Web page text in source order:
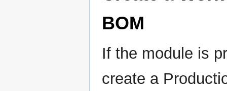
BOM
If the module is
create a